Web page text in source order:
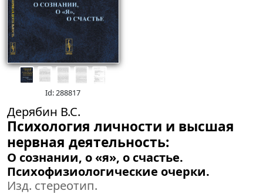
Id: 288817
Дерябин В.С.
Психология личности и высшая
нервная деятельность:
О сознании, о «я», о счастье.
Психофизиологические очерки.
Изд. стереотип.